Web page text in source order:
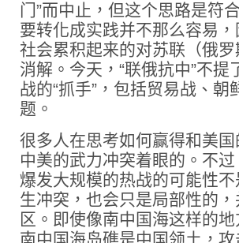
门”而中止，但这个思路是符
要转化成实践并不那么容易
社会累积起来的对苏联（俄
消解。今天，“联俄抗中”不
战的“抓手”，包括贸易战、
题。
很多人在思考如何赢得和美
中美的武力冲突着眼的。不
爆发大规模的热战的可能性
生冲突，也会只是局部性的
区。即使像南中国海这样的
南中国海岛礁是中国领土，